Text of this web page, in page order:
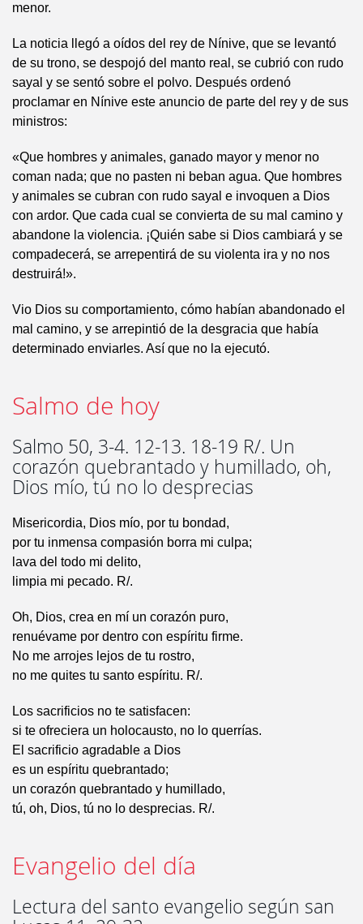
menor.
La noticia llegó a oídos del rey de Nínive, que se levantó
de su trono, se despojó del manto real, se cubrió con rudo
sayal y se sentó sobre el polvo. Después ordenó
proclamar en Nínive este anuncio de parte del rey y de sus
ministros:
«Que hombres y animales, ganado mayor y menor no
coman nada; que no pasten ni beban agua. Que hombres
y animales se cubran con rudo sayal e invoquen a Dios
con ardor. Que cada cual se convierta de su mal camino y
abandone la violencia. ¡Quién sabe si Dios cambiará y se
compadecerá, se arrepentirá de su violenta ira y no nos
destruirá!».
Vio Dios su comportamiento, cómo habían abandonado el
mal camino, y se arrepintió de la desgracia que había
determinado enviarles. Así que no la ejecutó.
Salmo de hoy
Salmo 50, 3-4. 12-13. 18-19 R/. Un
corazón quebrantado y humillado, oh,
Dios mío, tú no lo desprecias
Misericordia, Dios mío, por tu bondad,
por tu inmensa compasión borra mi culpa;
lava del todo mi delito,
limpia mi pecado. R/.
Oh, Dios, crea en mí un corazón puro,
renuévame por dentro con espíritu firme.
No me arrojes lejos de tu rostro,
no me quites tu santo espíritu. R/.
Los sacrificios no te satisfacen:
si te ofreciera un holocausto, no lo querrías.
El sacrificio agradable a Dios
es un espíritu quebrantado;
un corazón quebrantado y humillado,
tú, oh, Dios, tú no lo desprecias. R/.
Evangelio del día
Lectura del santo evangelio según san